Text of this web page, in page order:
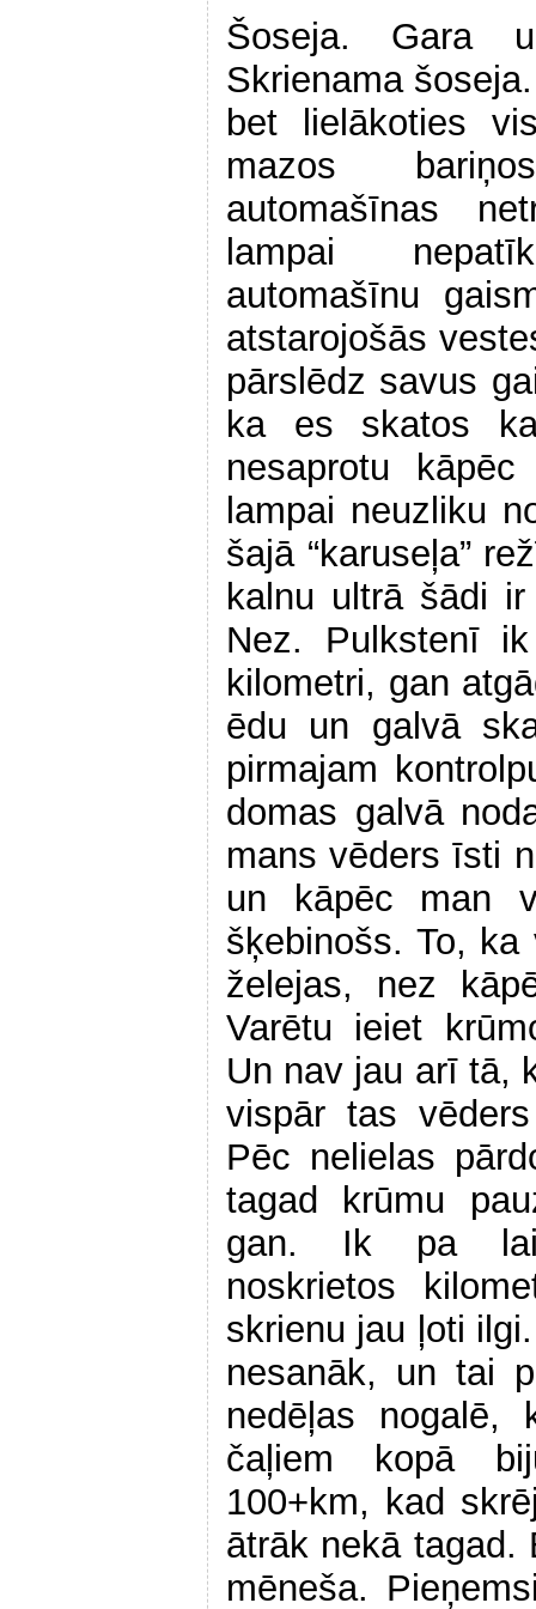
Šoseja. Gara
Skrienama
bet lielākoties
mazos
automašīnas
lampai
automašīnu
atstarojošās
pārslēdz savus
ka es skatos
nesaprotu
lampai neuzliku
šajā “karuseļa”
kalnu ultrā šādi
Nez. Pulkstenī
kilometri, gan
ēdu un galvā
pirmajam
domas galvā
mans vēders īsti
un kāpēc man
šķebinošs. To,
želejas, nez
Varētu ieiet
Un nav jau arī tā,
vispār tas
Pēc nelielas
tagad krūmu
gan. Ik pa
noskrietos
skrienu jau ļoti
nesanāk, un tai
nedēļas nogalē,
čaļiem kopā
100+km, kad
ātrāk nekā tagad.
mēneša.